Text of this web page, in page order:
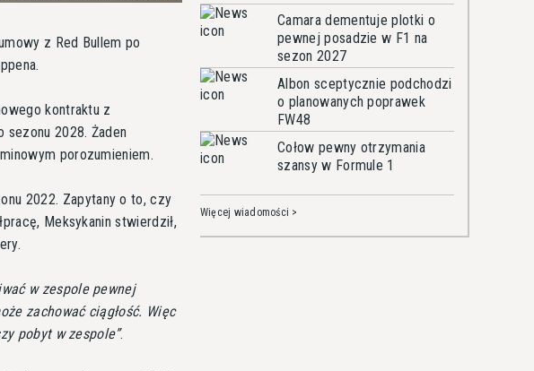
z Red Bullem po
kontraktu z
2028. Żaden
porozumieniem.
2022. Zapytany o to, czy
Meksykanin stwierdził,
w zespole pewnej
zachować ciągłość. Więc
pobyt w zespole .
Camara dementuje plotki o
pewnej posadzie w F1 na
sezon 2027
Albon sceptycznie podchodzi
o planowanych poprawek
FW48
Cołow pewny otrzymania
szansy w Formule 1
Więcej wiadomości >